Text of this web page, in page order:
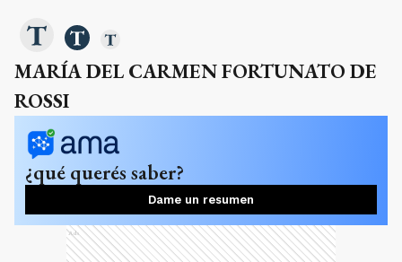
MARÍA DEL CARMEN FORTUNATO DE
ROSSI
¿qué querés saber?
Dame un resumen
Ads